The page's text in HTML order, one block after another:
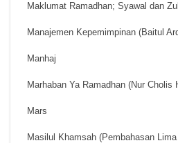
Maklumat Ramadhan; Syawal dan
Manajemen Kepemimpinan (Baitul
Manhaj
Marhaban Ya Ramadhan (Nur Cholis
Mars
Masilul Khamsah (Pembahasan